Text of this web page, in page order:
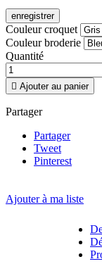
enregistrer
Couleur croquet
Couleur broderie
Quantité
 Ajouter au panier
Partager
Partager
Tweet
Pinterest
Ajouter à ma liste